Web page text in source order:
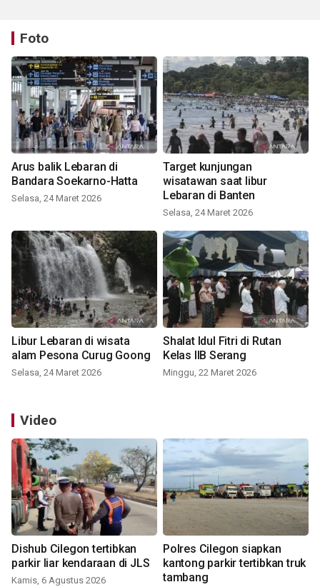
Foto
Arus balik Lebaran di
Bandara Soekarno-Hatta
Selasa, 24 Maret 2026
Target kunjungan
wisatawan saat libur
Lebaran di Banten
Selasa, 24 Maret 2026
Libur Lebaran di wisata
alam Pesona Curug Goong
Selasa, 24 Maret 2026
Shalat Idul Fitri di Rutan
Kelas IIB Serang
Minggu, 22 Maret 2026
Video
Dishub Cilegon tertibkan
parkir liar kendaraan di JLS
Kamis, 6 Agustus 2026
Polres Cilegon siapkan
kantong parkir tertibkan truk
tambang